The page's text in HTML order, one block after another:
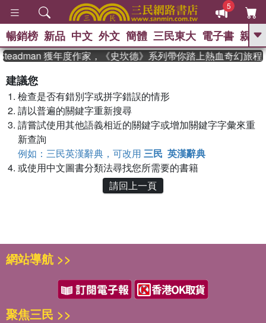
5
GO
史是一群喵 、
獎 臺灣漫遊錄
登輝時代 、 數學女孩：黎曼猜想 、
暢銷榜 新品 中文 外文 簡體 三民東大 電子書 親子
獲年度作家，《史坎德》系列帶你踏上熱血奇幻旅程
建議您
檢查是否有錯別字或拼字錯誤的情形
請以普遍的關鍵字重新搜尋
請嘗試使用其他語義相近的關鍵字或增加關鍵字字彙來重
新查詢
例如：三民英漢辭典，可改用 三民 英漢辭典
或使用中文圖書分類法尋找您所需要的書籍
請回上一頁
網站導航 >>
聚焦三民 >>